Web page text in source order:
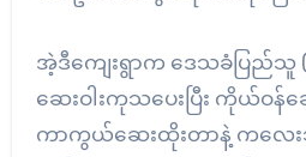
အဲ့ဒီကျေးရွာက ဒေသခံပြည်သူ
ဆေးဝါးကုသပေးပြီး ကိုယ်ဝ
ကာကွယ်ဆေးထိုးတာနဲ့ ကလေး